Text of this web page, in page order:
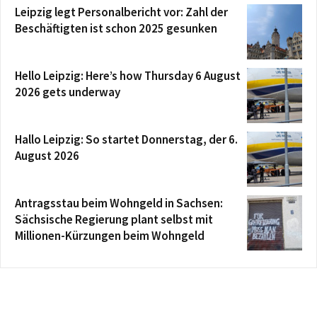
Leipzig legt Personalbericht vor: Zahl der
Beschäftigten ist schon 2025 gesunken
Hello Leipzig: Here’s how Thursday 6 August
2026 gets underway
Hallo Leipzig: So startet Donnerstag, der 6.
August 2026
Antragsstau beim Wohngeld in Sachsen:
Sächsische Regierung plant selbst mit
Millionen-Kürzungen beim Wohngeld